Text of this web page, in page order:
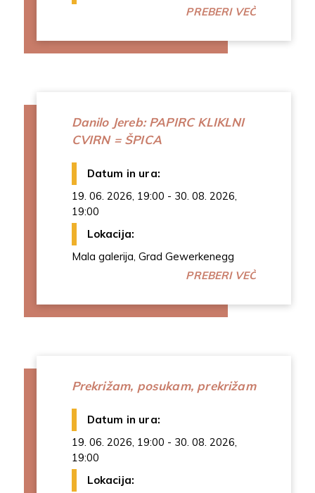
PREBERI VEČ
Danilo Jereb: PAPIRC KLIKLNI
CVIRN = ŠPICA
Datum in ura:
19. 06. 2026, 19:00 - 30. 08. 2026,
19:00
Lokacija:
Mala galerija, Grad Gewerkenegg
PREBERI VEČ
Prekrižam, posukam, prekrižam
Datum in ura:
19. 06. 2026, 19:00 - 30. 08. 2026,
19:00
Lokacija: